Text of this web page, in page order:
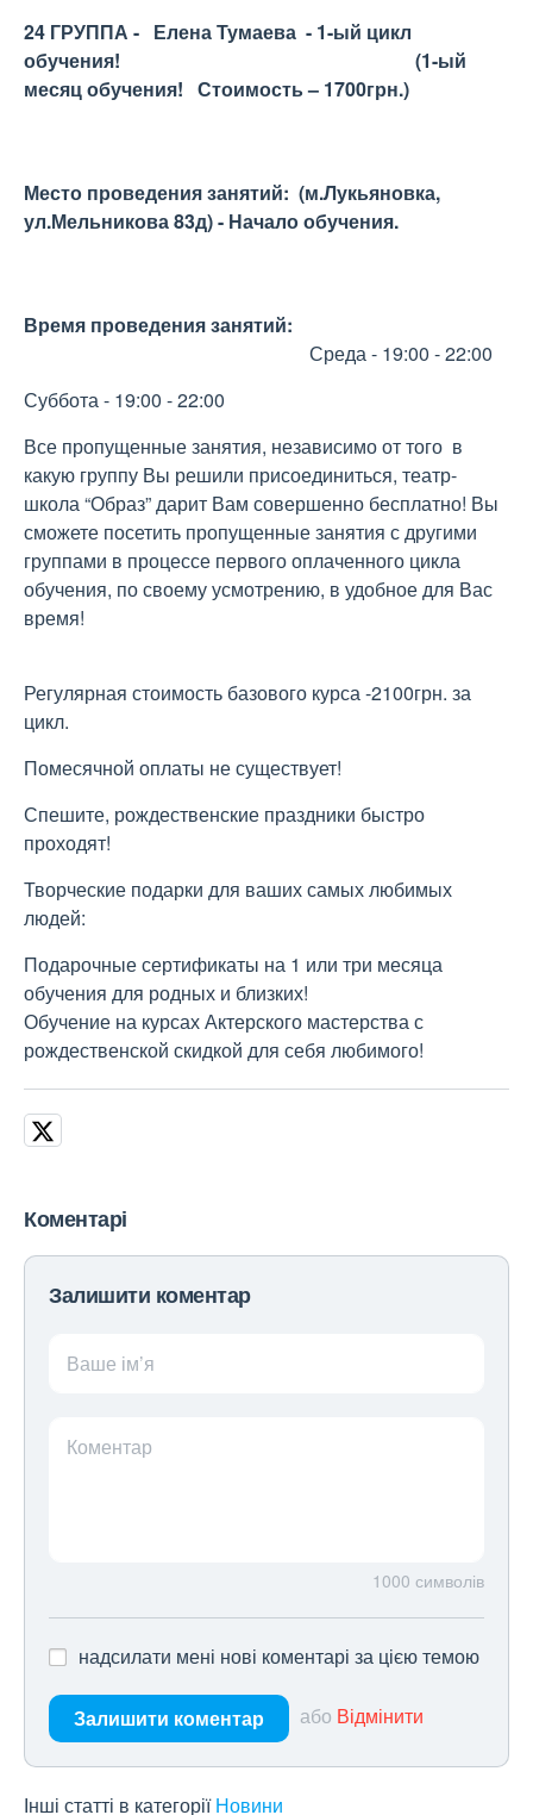
24 ГРУППА - Елена Тумаева - 1-ый цикл
обучения! (1-ый
месяц обучения! Стоимость – 1700грн.)
Место проведения занятий: (м.Лукьяновка,
ул.Мельникова 83д) - Начало обучения.
Время проведения занятий:
Среда - 19:00 - 22:00
Суббота - 19:00 - 22:00
Все пропущенные занятия, независимо от того в
какую группу Вы решили присоединиться, театр-
школа “Образ” дарит Вам совершенно бесплатно! Вы
сможете посетить пропущенные занятия с другими
группами в процессе первого оплаченного цикла
обучения, по своему усмотрению, в удобное для Вас
время!
Регулярная стоимость базового курса -2100грн. за
цикл.
Помесячной оплаты не существует!
Спешите, рождественские праздники быстро
проходят!
Творческие подарки для ваших самых любимых
людей:
Подарочные сертификаты на 1 или три месяца
обучения для родных и близких!
Обучение на курсах Актерского мастерства с
рождественской скидкой для себя любимого!
Коментарі
Залишити коментар
Ваше ім’я
Коментар
1000 символів
надсилати мені нові коментарі за цією темою
Залишити коментар або Відмінити
Інші статті в категорії Новини